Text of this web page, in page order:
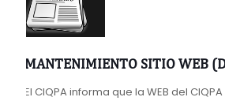
MANTENIMIENTO SITIO WEB
El CIQPA informa que la WEB del